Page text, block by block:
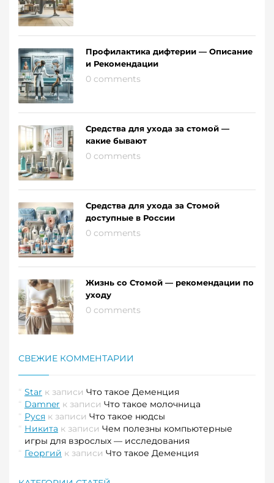
Профилактика дифтерии — Описание
и Рекомендации
0 comments
Средства для ухода за стомой —
какие бывают
0 comments
Средства для ухода за Стомой
доступные в России
0 comments
Жизнь со Стомой — рекомендации по
уходу
0 comments
СВЕЖИЕ КОММЕНТАРИИ
Star к записи Что такое Деменция
Damner к записи Что такое молочница
Руся к записи Что такое нюдсы
Никита к записи Чем полезны компьютерные
игры для взрослых — исследования
Георгий к записи Что такое Деменция